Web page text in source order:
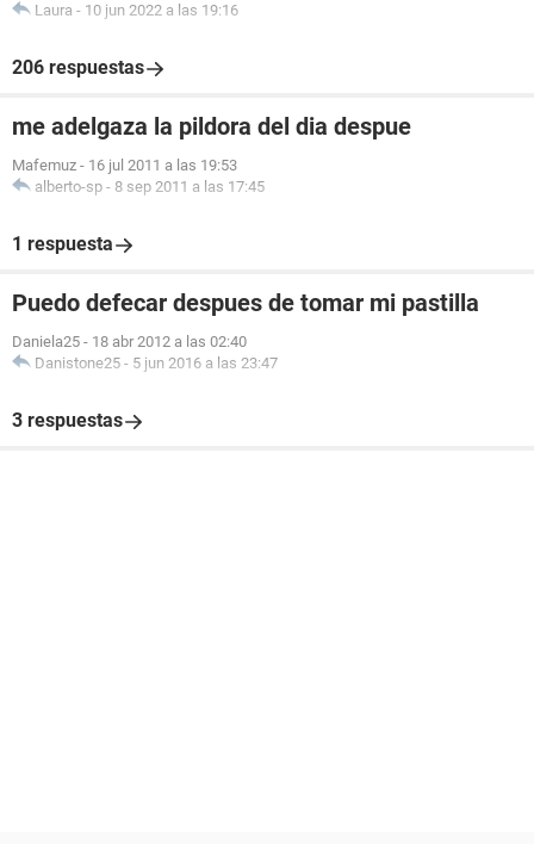
Laura - 10 jun 2022 a las 19:16
206 respuestas
me adelgaza la pildora del dia despue
Mafemuz - 16 jul 2011 a las 19:53
alberto-sp - 8 sep 2011 a las 17:45
1 respuesta
Puedo defecar despues de tomar mi pastilla
Daniela25 - 18 abr 2012 a las 02:40
Danistone25 - 5 jun 2016 a las 23:47
3 respuestas